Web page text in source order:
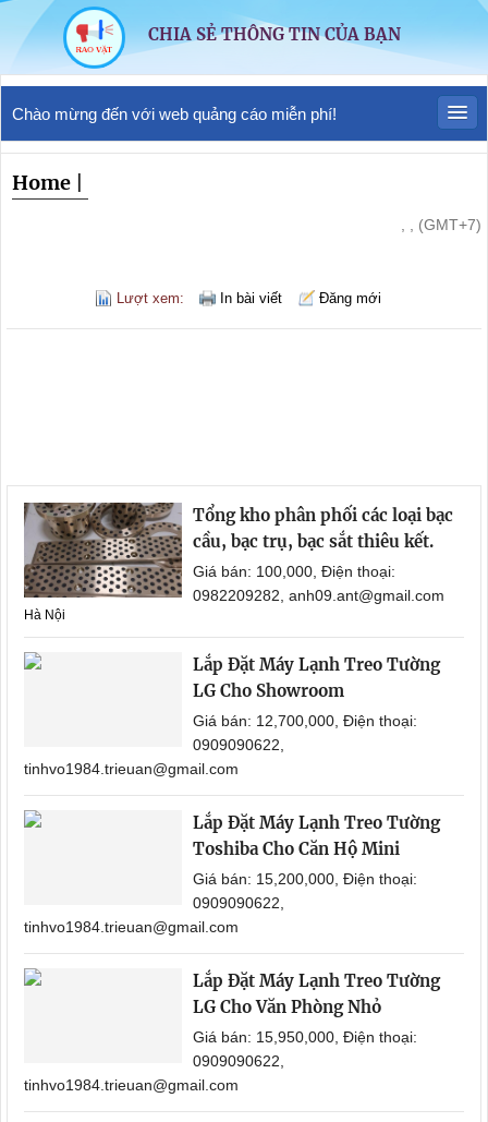
CHIA SẺ THÔNG TIN CỦA BẠN
Chào mừng đến với web quảng cáo miễn phí!
Home
, , (GMT+7)
Lượt xem: In bài viết Đăng mới
Tổng kho phân phối các loại bạc
cầu, bạc trụ, bạc sắt thiêu kết.
Giá bán: 100,000, Điện thoại:
0982209282, anh09.ant@gmail.com
Hà Nội
Lắp Đặt Máy Lạnh Treo Tường
LG Cho Showroom
Giá bán: 12,700,000, Điện thoại:
0909090622,
tinhvo1984.trieuan@gmail.com
Lắp Đặt Máy Lạnh Treo Tường
Toshiba Cho Căn Hộ Mini
Giá bán: 15,200,000, Điện thoại:
0909090622,
tinhvo1984.trieuan@gmail.com
Lắp Đặt Máy Lạnh Treo Tường
LG Cho Văn Phòng Nhỏ
Giá bán: 15,950,000, Điện thoại:
0909090622,
tinhvo1984.trieuan@gmail.com